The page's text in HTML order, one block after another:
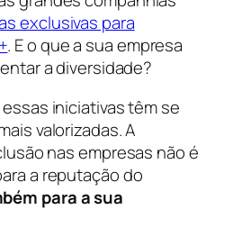
exclusivas para
. E o que a sua empresa
a diversidade?
iniciativas têm se
valorizadas. A
nas empresas não é
a reputação do
para a sua